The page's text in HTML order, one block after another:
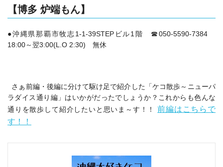
【博多 炉端もん】
●沖縄県那覇市牧志1‐1‐39STEPビル1階 ☎050-5590-7384
18:00～翌3:00(L.O 2:30) 無休
さぁ前編・後編に分けて駆け足で紹介した「ケコ散歩～ニューパ
ラダイス通り編」はいかがだったでしょうか？これからも色んな
通りを散歩して紹介したいと思いま～す！！前編はこちらで
す！！